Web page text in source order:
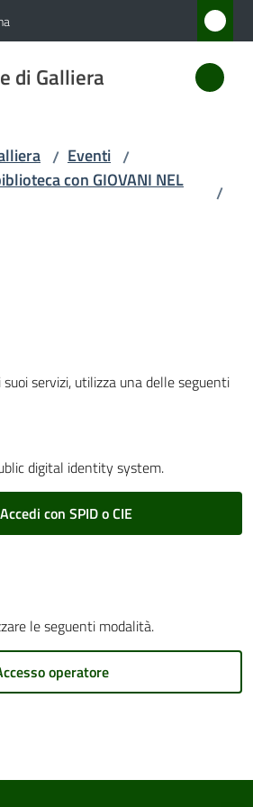
di Galliera
/ Eventi /
con GIOVANI NEL
/
servizi, utilizza una delle seguenti
digital identity system.
Accedi con SPID o CIE
le seguenti modalità.
operatore